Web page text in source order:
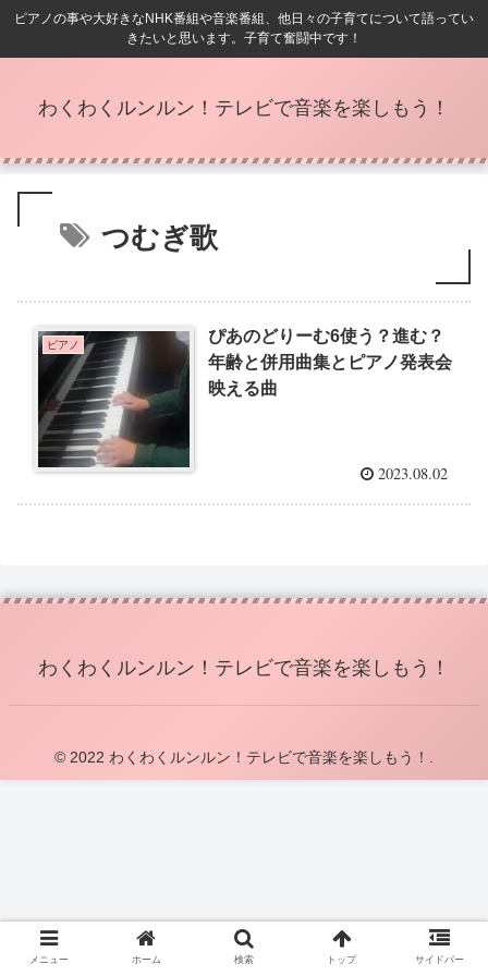
ピアノの事や大好きなNHK番組や音楽番組、他日々の子育てについて語ってい
きたいと思います。子育て奮闘中です！
わくわくルンルン！テレビで音楽を楽しもう！
つむぎ歌
ピアノ
ぴあのどりーむ6使う？進む？
年齢と併用曲集とピアノ発表会
映える曲
2023.08.02
わくわくルンルン！テレビで音楽を楽しもう！
© 2022 わくわくルンルン！テレビで音楽を楽しもう！.
メニュー ホーム 検索 トップ サイドバー